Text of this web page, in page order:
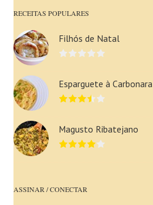
RECEITAS POPULARES
Filhós de Natal
Esparguete à Carbonara
Magusto Ribatejano
ASSINAR / CONECTAR